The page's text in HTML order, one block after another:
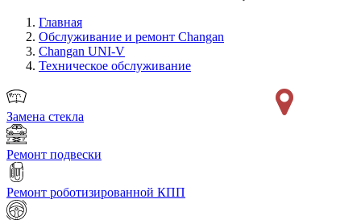
Главная
Обслуживание и ремонт Changan
Changan UNI-V
Техническое обслуживание
Замена стекла
Ремонт подвески
Ремонт роботизированной КПП